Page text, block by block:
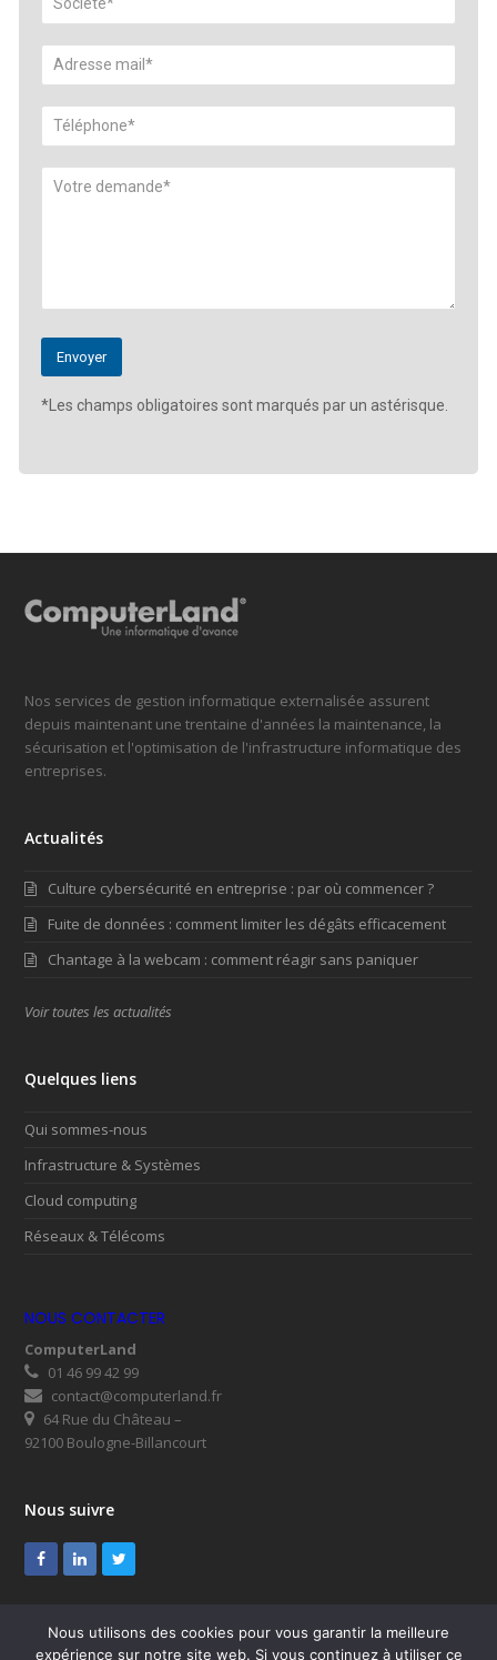
*Les champs obligatoires sont marqués par un astérisque.
Nos services de gestion informatique externalisée assurent
depuis maintenant une trentaine d'années la maintenance, la
sécurisation et l'optimisation de l'infrastructure informatique des
entreprises.
Actualités
Culture cybersécurité en entreprise : par où commencer ?
Fuite de données : comment limiter les dégâts efficacement
Chantage à la webcam : comment réagir sans paniquer
Voir toutes les actualités
Quelques liens
Qui sommes-nous
Infrastructure & Systèmes
Cloud computing
Réseaux & Télécoms
NOUS CONTACTER
ComputerLand
01 46 99 42 99
contact@computerland.fr
64 Rue du Château –
92100 Boulogne-Billancourt
Nous suivre
Facebook
LinkedInTwitter
Nous utilisons des cookies pour vous garantir la meilleure
expérience sur notre site web. Si vous continuez à utiliser ce